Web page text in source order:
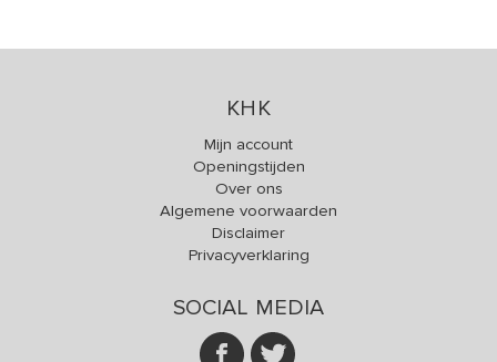
KHK
Mijn account
Openingstijden
Over ons
Algemene voorwaarden
Disclaimer
Privacyverklaring
SOCIAL MEDIA